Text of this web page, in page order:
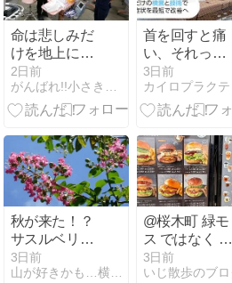
命は悲しみだ
けを地上に置
いていくわけ
ではない…命
が確かにあっ
び会えたこと
2日前
がんばれ!!小さき生命（いのち）たちよ
首を回すと痛
い、それって
頚椎症のサイ
ンかも？
3日前
秋が来た！？
サスルベリ
（百日紅）が
今年も咲いて
3日前
山が好きかも…横浜スイートハッピー
@桜木町 緑モ
ス ではなく モ
スプレミアム
3日前